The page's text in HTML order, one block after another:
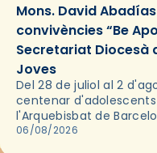
Mons. David
convivències “Be
Secretariat Diocesà
Joves
Del 28 de juliol al 2
centenar
l'Arquebisbat de
les convivències Be
06/08/2026